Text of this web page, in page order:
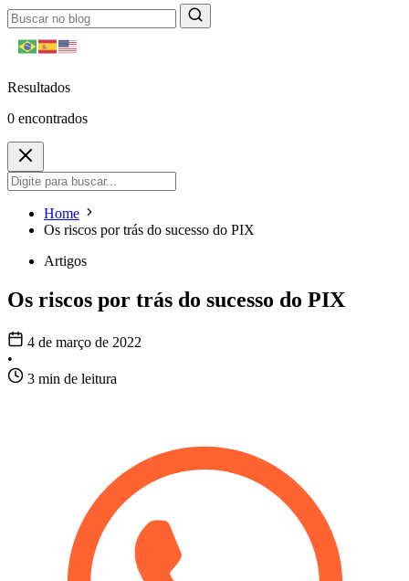
Resultados
0 encontrados
Home
Os riscos por trás do sucesso do PIX
Artigos
Os riscos por trás do sucesso do PIX
4 de março de 2022
•
3 min de leitura